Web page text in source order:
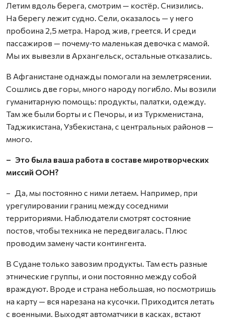
Летим вдоль берега, смотрим — костёр. Снизились.
На берегу лежит судно. Сели, оказалось — у него
пробоина 2,5 метра. Народ жив, греется. И среди
пассажиров — почему‑то маленькая девочка с мамой.
Мы их вывезли в Архангельск, остальные отказались.
В Афганистане однажды помогали на землетрясении.
Сошлись две горы, много народу погибло. Мы возили
гуманитарную помощь: продукты, палатки, одежду.
Там же были борты и с Печоры, и из Туркменистана,
Таджикистана, Узбекистана, с центральных районов —
много.
– Это была ваша работа в составе миротворческих
миссий ООН?
– Да, мы постоянно с ними летаем. Например, при
урегулировании границ между соседними
территориями. Наблюдатели смотрят состояние
постов, чтобы техника не передвигалась. Плюс
проводим замену части контингента.
В Судане только завозим продукты. Там есть разные
этнические группы, и они постоянно между собой
враждуют. Вроде и страна небольшая, но посмотришь
на карту — вся нарезана на кусочки. Приходится летать
с военными. Выходят автоматчики в касках, встают